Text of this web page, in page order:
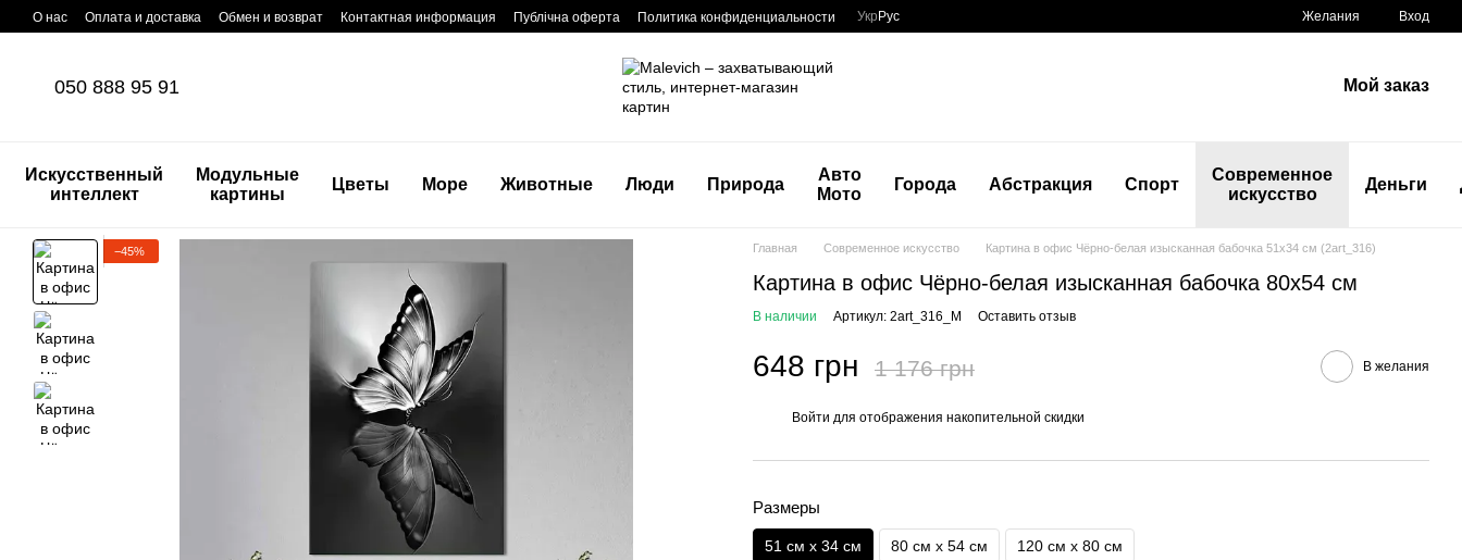
Перейти к основному контенту
О нас Оплата и доставка Обмен и возврат Контактная информация Публічна оферта Политика конфиденциальности Укр Рус Желания Вход
050 888 95 91 Мой заказ
Искусственный
интеллект
Модульные
картины
Цветы Море Животные Люди Природа
Авто
Мото
Города Абстракция Спорт
Современное
искусство
Деньги
−45% Главная Современное искусство Картина в офис Чёрно-белая изысканная бабочка 51x34 см (2art_316)
Картина в офис Чёрно-белая изысканная бабочка 80x54 см
В наличии Артикул: 2art_316_M Оставить отзыв
648 грн 1 176 грн В желания
Войти для отображения накопительной скидки
Размеры
51 см x 34 см 80 см x 54 см 120 см x 80 см